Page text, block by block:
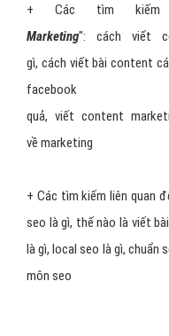
+ Các tìm
Marketing": cách viết
gì, cách viết bài content
quả, viết content
về marketing
+ Các tìm kiếm liên quan
seo là gì, thế nào là viết
là gì, local seo là gì, chuẩn
môn seo